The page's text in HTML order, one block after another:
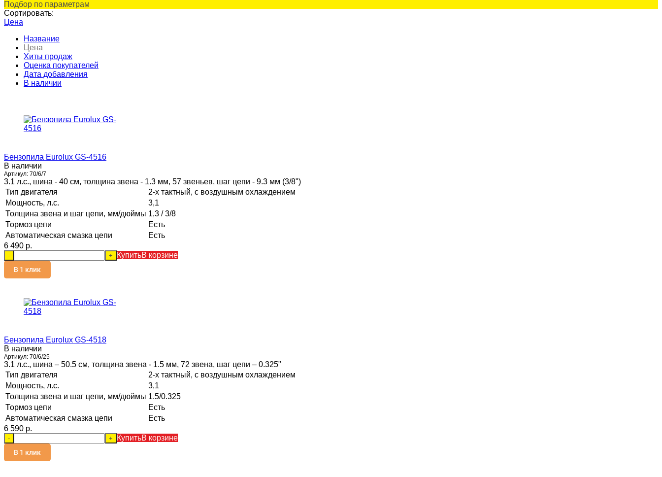
Подбор по параметрам
Сортировать:
Цена
Название
Цена
Хиты продаж
Оценка покупателей
Дата добавления
В наличии
Бензопила Eurolux GS-4516
В наличии
Артикул: 70/6/7
3.1 л.с., шина - 40 см, толщина звена - 1.3 мм, 57 звеньев, шаг цепи - 9.3 мм (3/8")
Тип двигателя
2-х тактный, с воздушным охлаждением
Мощность, л.с.
3,1
Толщина звена и шаг цепи, мм/дюймы 1,3 / 3/8
Тормоз цепи
Есть
Автоматическая смазка цепи
Есть
6 490 p.
- + КупитьВ корзине
В 1 клик
Бензопила Eurolux GS-4518
В наличии
Артикул: 70/6/25
3.1 л.с., шина – 50.5 см, толщина звена - 1.5 мм, 72 звена, шаг цепи – 0.325"
Тип двигателя
2-х тактный, с воздушным охлаждением
Мощность, л.с.
3,1
Толщина звена и шаг цепи, мм/дюймы 1.5/0.325
Тормоз цепи
Есть
Автоматическая смазка цепи
Есть
6 590 p.
- + КупитьВ корзине
В 1 клик